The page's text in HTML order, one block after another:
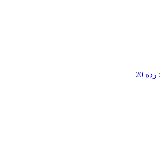
رده 20